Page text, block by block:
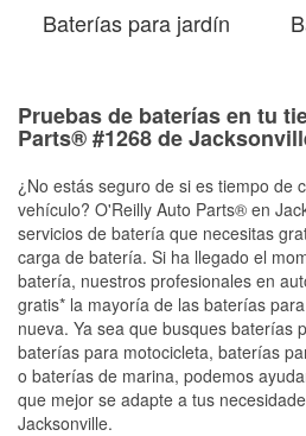
Baterías para jardín
Pruebas de baterías en tu
Parts® #1268 de
¿No estás seguro de si es tiempo de
vehículo? O'Reilly Auto Parts® en
servicios de batería que necesitas
carga de batería. Si ha llegado el
batería, nuestros profesionales en
gratis* la mayoría de las baterías
nueva. Ya sea que busques baterías
baterías para motocicleta, baterías
o baterías de marina, podemos
que mejor se adapte a tus
Jacksonville.